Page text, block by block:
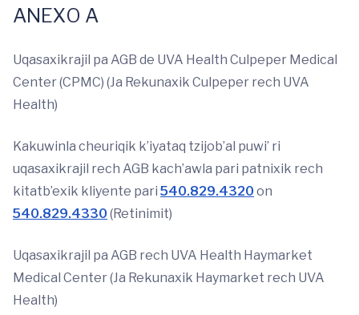
ANEXO A
Uqasaxikrajil pa AGB de UVA Health Culpeper Medical
Center (CPMC) (Ja Rekunaxik Culpeper rech UVA
Health)
Kakuwinla cheuriqik k’iyataq tzijob’al puwi’ ri
uqasaxikrajil rech AGB kach’awla pari patnixik rech
kitatb’exik kliyente pari 540.829.4320 on
540.829.4330 (Retinimit)
Uqasaxikrajil pa AGB rech UVA Health Haymarket
Medical Center (Ja Rekunaxik Haymarket rech UVA
Health)